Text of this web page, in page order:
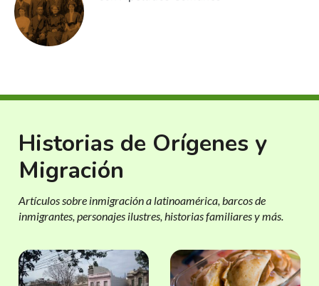
Historias de Orígenes y
Migración
Artículos sobre inmigración a latinoamérica, barcos de
inmigrantes, personajes ilustres, historias familiares y más.